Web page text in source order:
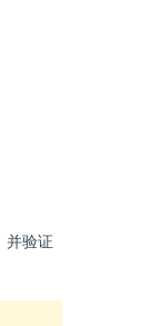
并验证